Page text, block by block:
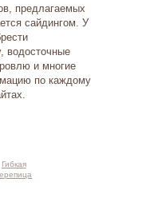
предлагаемых
сайдингом. У
водосточные
и многие
по каждому
Гибкая